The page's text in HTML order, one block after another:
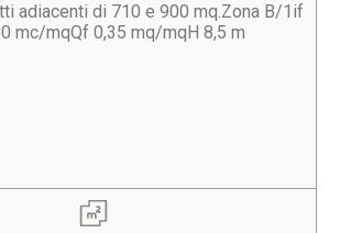
adiacenti di 710 e 900 mq.Zona B/1if
mc/mqQf 0,35 mq/mqH 8,5 m